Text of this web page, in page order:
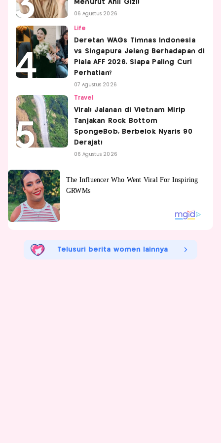
Menurut Ahli Gizi!
06 Agustus 2026
Life
Deretan WAGs Timnas Indonesia
vs Singapura Jelang Berhadapan di
Piala AFF 2026, Siapa Paling Curi
Perhatian?
07 Agustus 2026
Travel
Viral! Jalanan di Vietnam Mirip
Tanjakan Rock Bottom
SpongeBob, Berbelok Nyaris 90
Derajat!
06 Agustus 2026
Telusuri berita women lainnya